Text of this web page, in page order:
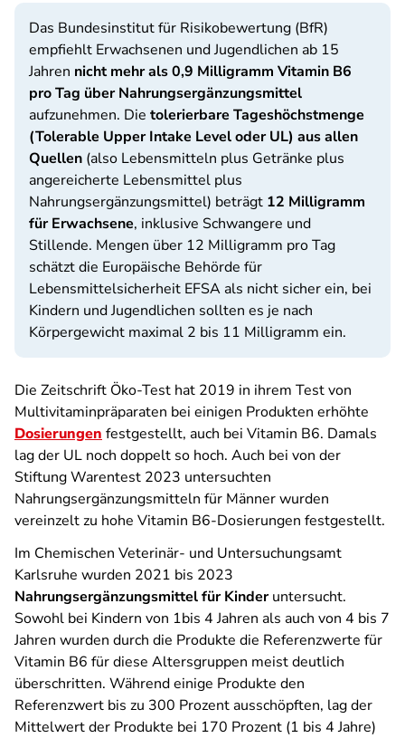
Das Bundesinstitut für Risikobewertung (BfR)
empfiehlt Erwachsenen und Jugendlichen ab 15
Jahren nicht mehr als 0,9 Milligramm Vitamin B6
pro Tag über Nahrungsergänzungsmittel
aufzunehmen. Die tolerierbare Tageshöchstmenge
(Tolerable Upper Intake Level oder UL) aus allen
Quellen (also Lebensmitteln plus Getränke plus
angereicherte Lebensmittel plus
Nahrungsergänzungsmittel) beträgt 12 Milligramm
für Erwachsene, inklusive Schwangere und
Stillende. Mengen über 12 Milligramm pro Tag
schätzt die Europäische Behörde für
Lebensmittelsicherheit EFSA als nicht sicher ein, bei
Kindern und Jugendlichen sollten es je nach
Körpergewicht maximal 2 bis 11 Milligramm ein.
Die Zeitschrift Öko-Test hat 2019 in ihrem Test von
Multivitaminpräparaten bei einigen Produkten erhöhte
Dosierungen festgestellt, auch bei Vitamin B6. Damals
lag der UL noch doppelt so hoch. Auch bei von der
Stiftung Warentest 2023 untersuchten
Nahrungsergänzungsmitteln für Männer wurden
vereinzelt zu hohe Vitamin B6-Dosierungen festgestellt.
Im Chemischen Veterinär- und Untersuchungsamt
Karlsruhe wurden 2021 bis 2023
Nahrungsergänzungsmittel für Kinderuntersucht.
Sowohl bei Kindern von 1bis 4 Jahren als auch von 4 bis 7
Jahren wurden durch die Produkte die Referenzwerte für
Vitamin B6 für diese Altersgruppen meist deutlich
überschritten. Während einige Produkte den
Referenzwert bis zu 300 Prozent ausschöpften, lag der
Mittelwert der Produkte bei 170 Prozent (1 bis 4 Jahre)